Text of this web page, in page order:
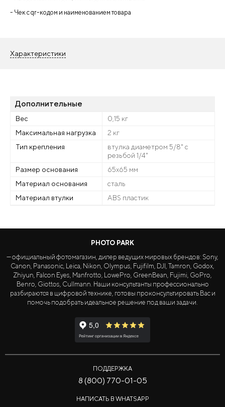
- Чек с qr-кодом и наименованием товара
Характеристики
Дополнительные
Вес
0,15 кг
Максимальная нагрузка
2 кг
Тип крепления
втулка диаметром 5/8" с
резьбой 1/4"
Размер основания
65х65 мм
Материал основания
сталь
Материал втулки
ABS пластик
PHOTO PARK
— официальный фотомагазин, дилер ведущих мировых брендов: Sony,
Canon, Panasonic, Leica, Nikon, Olympus, Fujifilm, DJI, Tamron, Godox,
Zhiyun, Falcon Eyes, Manfrotto, LowePro, GreenBean, Fujimi, GoPro,
Benro, Giottos, Cullmann. Наши консультанты профессионально
разбираются в цифровой технике, готовы проконсультировать Вас и
помочь подобрать идеальное решение под ваши задачи.
ПОДДЕРЖКА
8 (800) 770-01-05
НАПИСАТЬ В WHATSAPP